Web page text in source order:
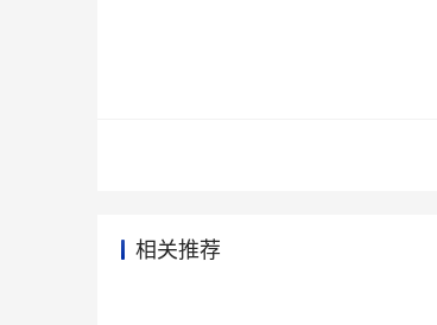
相关推荐